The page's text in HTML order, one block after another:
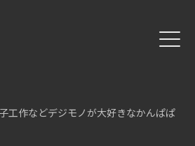
工作などデジモノが大好きなかんぱぱ